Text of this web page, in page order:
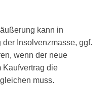
kann in
Insolvenzmasse, ggf.
wenn der neue
Kaufvertrag die
muss.